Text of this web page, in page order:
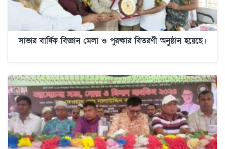
সাভার বার্ষিক বিজ্ঞান মেলা ও পুরষ্কার বিতরণী অনুষ্ঠান হয়েছে।